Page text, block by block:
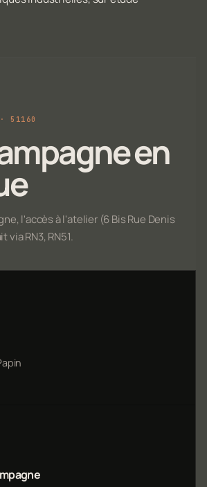
· 51160
en
l'accès à l'atelier (6 Bis Rue Denis
via RN3, RN51.